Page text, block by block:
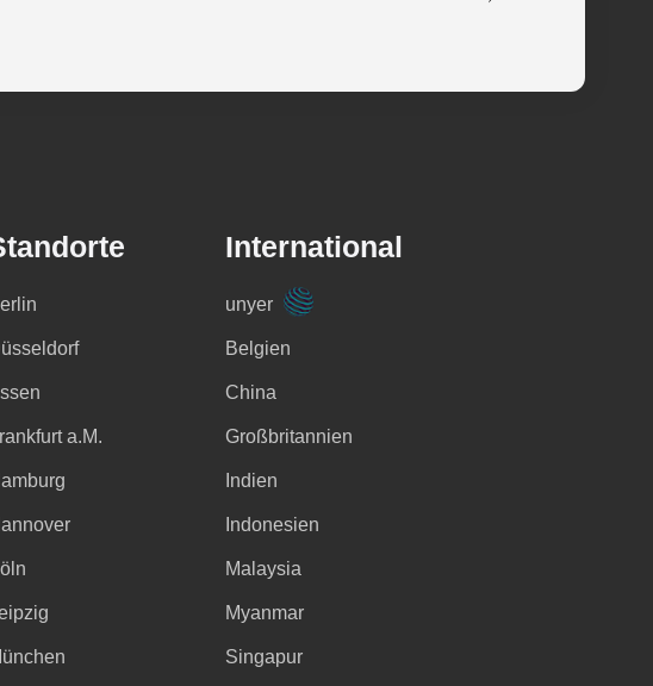
a.M.
International
unyer
Belgien
China
Großbritannien
Indien
Indonesien
Malaysia
Myanmar
Singapur